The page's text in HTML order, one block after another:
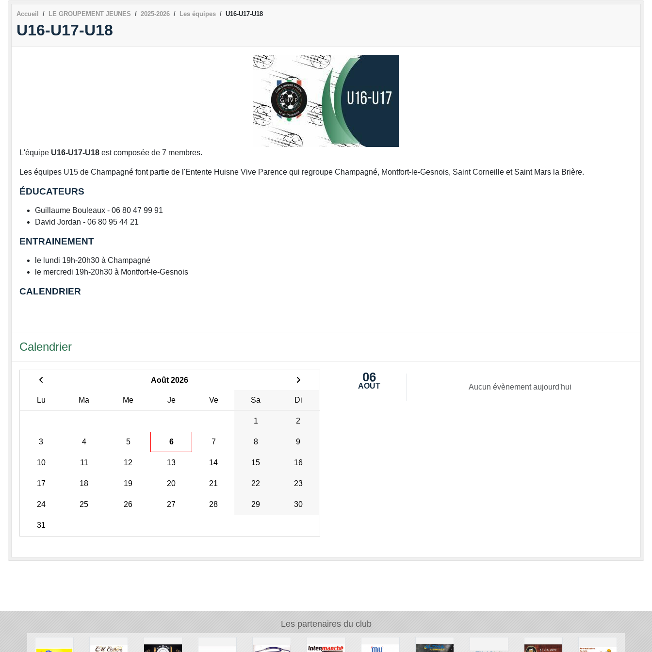
Accueil LE GROUPEMENT JEUNES 2025-2026 Les équipes U16-U17-U18
U16-U17-U18
L'équipe U16-U17-U18 est composée de 7 membres.
Les équipes U15 de Champagné font partie de l'Entente Huisne Vive Parence qui regroupe Champagné, Montfort-le-Gesnois, Saint Corneille et Saint Mars la Brière.
ÉDUCATEURS
Guillaume Bouleaux - 06 80 47 99 91
David Jordan - 06 80 95 44 21
ENTRAINEMENT
le lundi 19h-20h30 à Champagné
le mercredi 19h-20h30 à Montfort-le-Gesnois
CALENDRIER
Calendrier
Août 2026
Lu Ma Me Je Ve Sa Di
1 2
3 4 5 6 7 8 9
10 11 12 13 14 15 16
17 18 19 20 21 22 23
24 25 26 27 28 29 30
31
06
AOÛT Aucun évènement aujourd'hui
Les partenaires du club